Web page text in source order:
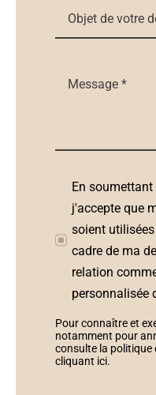
En
j'accepte que
soient
cadre de ma
relation
personnalisée
Pour connaître et
notamment pour
consulte la politique
cliquant ici.